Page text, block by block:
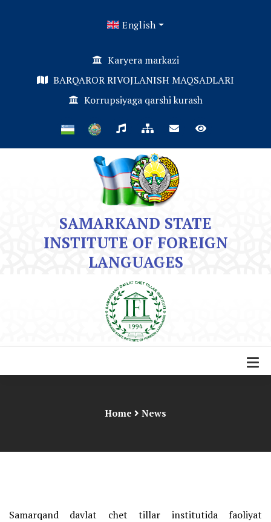
English
Karyera markazi
BARQAROR RIVOJLANISH MAQSADLARI
Korrupsiyaga qarshi kurash
SAMARKAND STATE
INSTITUTE OF FOREIGN
LANGUAGES
Home News
Samarqand davlat chet tillar institutida faoliyat